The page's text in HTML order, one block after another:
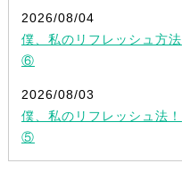
2026/08/04
僕、私のリフレッシュ方法
⑥
2026/08/03
僕、私のリフレッシュ法！
⑤